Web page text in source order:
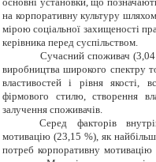
на корпоративну культуру
мірою соціальної захищеності
керівника перед суспільством.
Сучасний споживач
виробництва широкого спектру
властивостей і рівня якості,
фірмового стилю, створення
залучення споживачів.
Серед факторів
мотивацію (23,15 %), як
потреб корпоративну мотивацію